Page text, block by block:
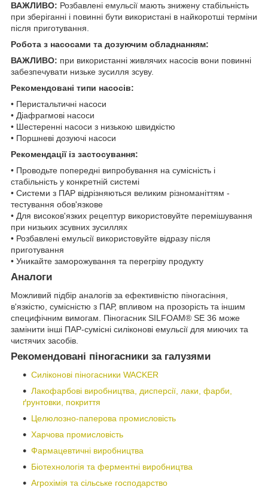
ВАЖЛИВО: Розбавлені емульсії мають знижену стабільність
при зберіганні і повинні бути використані в найкоротші терміни
після приготування.
Робота з насосами та дозуючим обладнанням:
ВАЖЛИВО: при використанні живлячих насосів вони повинні
забезпечувати низьке зусилля зсуву.
Рекомендовані типи насосів:
• Перистальтичні насоси
• Діафрагмові насоси
• Шестеренні насоси з низькою швидкістю
• Поршневі дозуючі насоси
Рекомендації із застосування:
• Проводьте попередні випробування на сумісність і
стабільність у конкретній системі
• Системи з ПАР відрізняються великим різноманіттям -
тестування обов'язкове
• Для високов'язких рецептур використовуйте перемішування
при низьких зсувних зусиллях
• Розбавлені емульсії використовуйте відразу після
приготування
• Уникайте заморожування та перегріву продукту
Аналоги
Можливий підбір аналогів за ефективністю піногасіння,
в'язкістю, сумісністю з ПАР, впливом на прозорість та іншим
специфічним вимогам. Піногасник SILFOAM® SE 36 може
замінити інші ПАР-сумісні силіконові емульсії для миючих та
чистячих засобів.
Рекомендовані піногасники за галузями
Силіконові піногасники WACKER
Лакофарбові виробництва, дисперсії, лаки, фарби,
ґрунтовки, покриття
Целюлозно-паперова промисловість
Харчова промисловість
Фармацевтичні виробництва
Біотехнологія та ферментні виробництва
Агрохімія та сільське господарство